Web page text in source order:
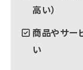
高い）
商品やサー
い